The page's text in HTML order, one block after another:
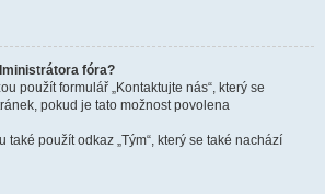
fóra?
použít formulář „Kontaktujte nás“, který se
pokud je tato možnost povolena
také použít odkaz „Tým“, který se také nachází